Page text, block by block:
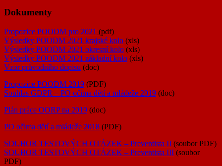
Dokumenty
Propozice POODM pro 2021 (pdf)
Výsledky POODM 2021 krajské kolo (xls)
Výsledky POODM 2021 okresní kolo (xls)
Výsledky POODM 2021 základní kolo (xls)
Vzor průvodního dopisu (doc)
Propozice POODM 2019 (PDF)
Souhlas GDPR – PO očima dětí a mládeže 2019 (doc)
Plán práce OORP na 2019 (doc)
PO očima dětí a mládeže 2018 (PDF)
SOUBOR TESTOVÝCH OTÁZEK – Preventista II (soubor PDF)
SOUBOR TESTOVÝCH OTÁZEK – Preventista III (soubor
PDF)